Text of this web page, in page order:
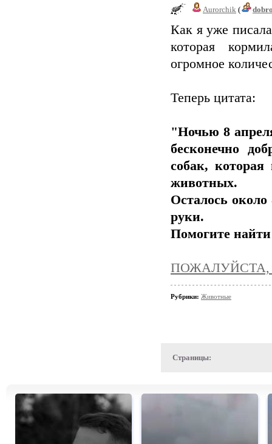
Aurorchik (
Как я уже
которая
огромное
Теперь цитата:
"Ночью 8
бесконечно
собак,
животных.
Осталось
руки.
Помогите
Рубрики: Животные
Страницы: